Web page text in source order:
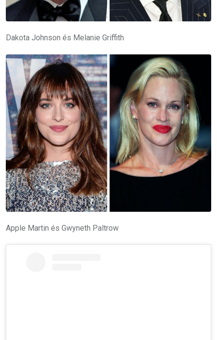
Dakota Johnson és Melanie Griffith
Apple Martin és Gwyneth Paltrow